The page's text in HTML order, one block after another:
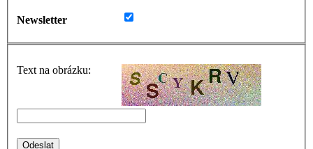
Newsletter
Text na obrázku: